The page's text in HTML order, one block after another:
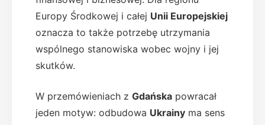
Europy Środkowej i całej Unii Europejskiej
oznacza to także potrzebę utrzymania
wspólnego stanowiska wobec wojny i jej
skutków.
W przemówieniach z Gdańska powracał
jeden motyw: odbudowa Ukrainy ma sens